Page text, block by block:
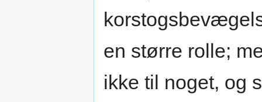
en større rolle;
ikke til noget, og